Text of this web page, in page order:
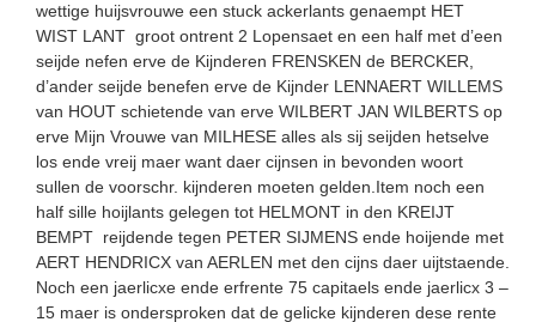
wettige huijsvrouwe een stuck ackerlants genaempt HET
WIST LANT groot ontrent 2 Lopensaet en een half met d’een
seijde nefen erve de Kijnderen FRENSKEN de BERCKER,
d’ander seijde benefen erve de Kijnder LENNAERT WILLEMS
van HOUT schietende van erve WILBERT JAN WILBERTS op
erve Mijn Vrouwe van MILHESE alles als sij seijden hetselve
los ende vreij maer want daer cijnsen in bevonden woort
sullen de voorschr. kijnderen moeten gelden.Item noch een
half sille hoijlants gelegen tot HELMONT in den KREIJT
BEMPT reijdende tegen PETER SIJMENS ende hoijende met
AERT HENDRICX van AERLEN met den cijns daer uijtstaende.
Noch een jaerlicxe ende erfrente 75 capitaels ende jaerlicx 3 –
15 maer is ondersproken dat de gelicke kijnderen dese rente